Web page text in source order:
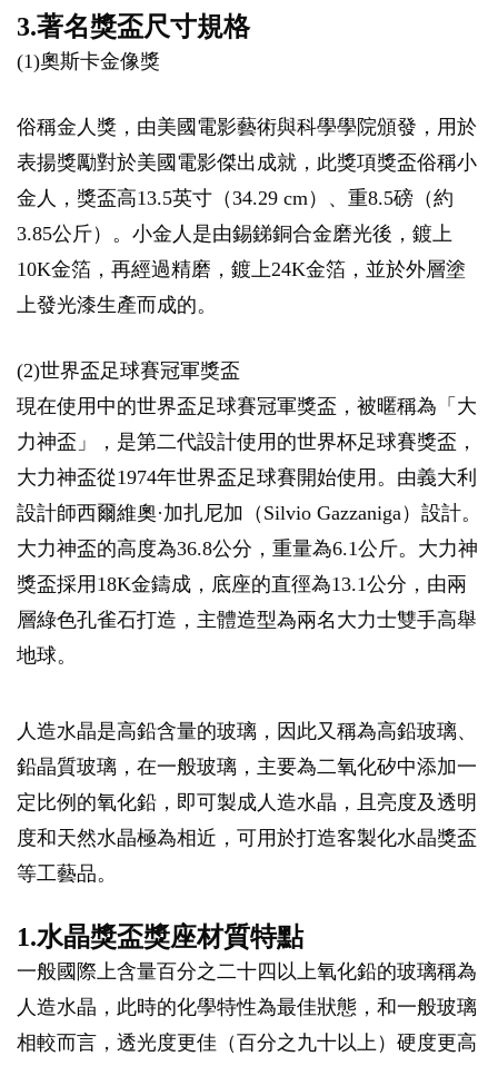
3.著名獎盃尺寸規格
(1)奧斯卡金像獎
俗稱金人獎，由美國電影藝術與科學學院頒發，用於
表揚獎勵對於美國電影傑出成就，此獎項獎盃俗稱小
金人，獎盃高13.5英寸（34.29 cm）、重8.5磅（約
3.85公斤）。小金人是由錫銻銅合金磨光後，鍍上
10K金箔，再經過精磨，鍍上24K金箔，並於外層塗
上發光漆生產而成的。
(2)世界盃足球賽冠軍獎盃
現在使用中的世界盃足球賽冠軍獎盃，被暱稱為「大
力神盃」，是第二代設計使用的世界杯足球賽獎盃，
大力神盃從1974年世界盃足球賽開始使用。由義大利
設計師西爾維奧·加扎尼加（Silvio Gazzaniga）設計。
大力神盃的高度為36.8公分，重量為6.1公斤。大力神
獎盃採用18K金鑄成，底座的直徑為13.1公分，由兩
層綠色孔雀石打造，主體造型為兩名大力士雙手高舉
地球。
人造水晶是高鉛含量的玻璃，因此又稱為高鉛玻璃、
鉛晶質玻璃，在一般玻璃，主要為二氧化矽中添加一
定比例的氧化鉛，即可製成人造水晶，且亮度及透明
度和天然水晶極為相近，可用於打造客製化水晶獎盃
等工藝品。
1.水晶獎盃獎座材質特點
一般國際上含量百分之二十四以上氧化鉛的玻璃稱為
人造水晶，此時的化學特性為最佳狀態，和一般玻璃
相較而言，透光度更佳（百分之九十以上）硬度更高